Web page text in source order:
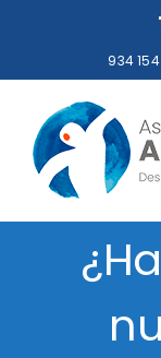
934 154